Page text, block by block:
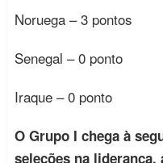
Noruega – 3 pontos
Senegal – 0 ponto
Iraque – 0 ponto
O Grupo I chega à
seleções na